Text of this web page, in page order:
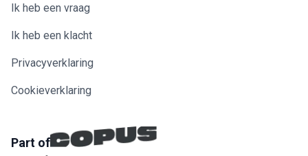
Ik heb een vraag
Ik heb een klacht
Privacyverklaring
Cookieverklaring
Part of